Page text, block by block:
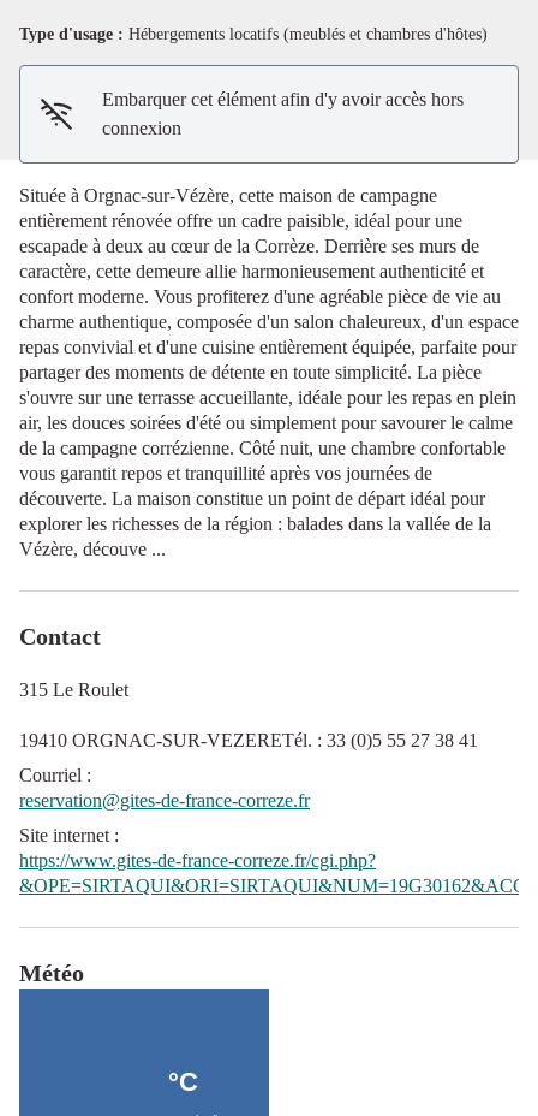
Type d'usage : Hébergements locatifs (meublés et chambres d'hôtes)
Embarquer cet élément afin d'y avoir accès hors
connexion
Située à Orgnac-sur-Vézère, cette maison de campagne
entièrement rénovée offre un cadre paisible, idéal pour une
escapade à deux au cœur de la Corrèze. Derrière ses murs de
caractère, cette demeure allie harmonieusement authenticité et
confort moderne. Vous profiterez d'une agréable pièce de vie au
charme authentique, composée d'un salon chaleureux, d'un espace
repas convivial et d'une cuisine entièrement équipée, parfaite pour
partager des moments de détente en toute simplicité. La pièce
s'ouvre sur une terrasse accueillante, idéale pour les repas en plein
air, les douces soirées d'été ou simplement pour savourer le calme
de la campagne corrézienne. Côté nuit, une chambre confortable
vous garantit repos et tranquillité après vos journées de
découverte. La maison constitue un point de départ idéal pour
explorer les richesses de la région : balades dans la vallée de la
Vézère, découve ...
Contact
315 Le Roulet
19410 ORGNAC-SUR-VEZERETél. : 33 (0)5 55 27 38 41
Courriel :
reservation@gites-de-france-correze.fr
Site internet :
https://www.gites-de-france-correze.fr/cgi.php?
Météo